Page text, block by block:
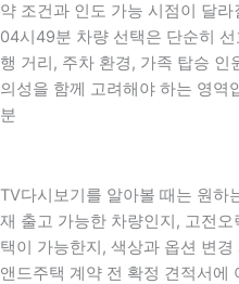
약 조건과 인도 가능 시점이 달
04시49분 차량 선택은 단순히
행 거리, 주차 환경, 가족 탑승 인
의성을 함께 고려해야 하는 영
분
TV다시보기를 알아볼 때는 원하
재 출고 가능한 차량인지, 고전
택이 가능한지, 색상과 옵션 변
앤드주택 계약 전 확정 견적서에